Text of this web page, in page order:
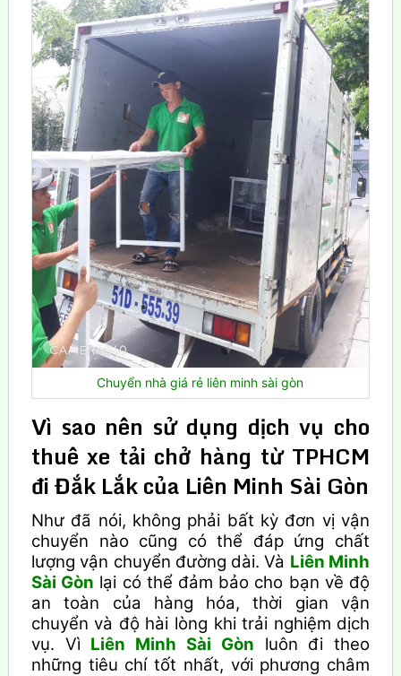
Chuyển nhà giá rẻ liên minh sài gòn
Vì sao nên sử dụng dịch vụ cho
thuê xe tải chở hàng từ TPHCM
đi Đắk Lắk của Liên Minh Sài Gòn
Như đã nói, không phải bất kỳ đơn vị vận
chuyển nào cũng có thể đáp ứng chất
lượng vận chuyển đường dài. Và Liên Minh
Sài Gòn lại có thể đảm bảo cho bạn về độ
an toàn của hàng hóa, thời gian vận
chuyển và độ hài lòng khi trải nghiệm dịch
vụ. Vì Liên Minh Sài Gòn luôn đi theo
những tiêu chí tốt nhất, với phương châm